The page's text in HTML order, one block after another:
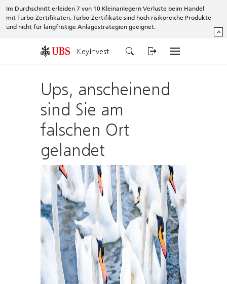
Im Durchschnitt erleiden 7 von 10 Kleinanlegern Verluste beim Handel
mit Turbo-Zertifikaten. Turbo-Zertifikate sind hoch risikoreiche Produkte
und nicht für langfristige Anlagestrategien geeignet.
^
KeyInvest
Ups, anscheinend
sind Sie am
falschen Ort
gelandet